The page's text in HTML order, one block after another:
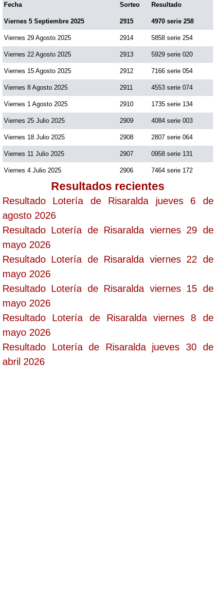
Fecha Sorteo Resultado
Viernes 5 Septiembre 2025 2915 4970 serie 258
Viernes 29 Agosto 2025 2914 5858 serie 254
Viernes 22 Agosto 2025 2913 5929 serie 020
Viernes 15 Agosto 2025 2912 7166 serie 054
Viernes 8 Agosto 2025 2911 4553 serie 074
Viernes 1 Agosto 2025 2910 1735 serie 134
Viernes 25 Julio 2025 2909 4084 serie 003
Viernes 18 Julio 2025 2908 2807 serie 064
Viernes 11 Julio 2025 2907 0958 serie 131
Viernes 4 Julio 2025 2906 7464 serie 172
Resultados recientes
Resultado Lotería de Risaralda jueves 6 de
agosto 2026
Resultado Lotería de Risaralda viernes 29 de
mayo 2026
Resultado Lotería de Risaralda viernes 22 de
mayo 2026
Resultado Lotería de Risaralda viernes 15 de
mayo 2026
Resultado Lotería de Risaralda viernes 8 de
mayo 2026
Resultado Lotería de Risaralda jueves 30 de
abril 2026